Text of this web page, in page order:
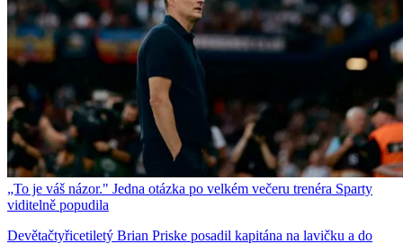
„To je váš názor." Jedna otázka po velkém večeru trenéra Sparty
viditelně popudila
Devětačtyřicetiletý Brian Priske posadil kapitána na lavičku a do